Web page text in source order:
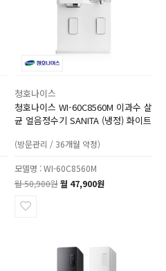
청호나이스
청호나이스 WI-60C8560M 이과수 살
균 얼음정수기 SANITA (냉정) 화이트
(방문관리 / 36개월 약정)
모델명 : WI-60C8560M
월 50,900원월 47,900원